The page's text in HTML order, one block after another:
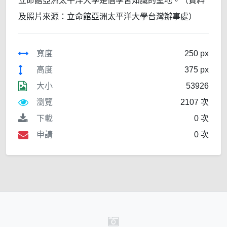
及照片來源：立命館亞洲太平洋大學台灣辦事處）
寬度
250 px
高度
375 px
大小
53926
瀏覽
2107 次
下載
0 次
申請
0 次